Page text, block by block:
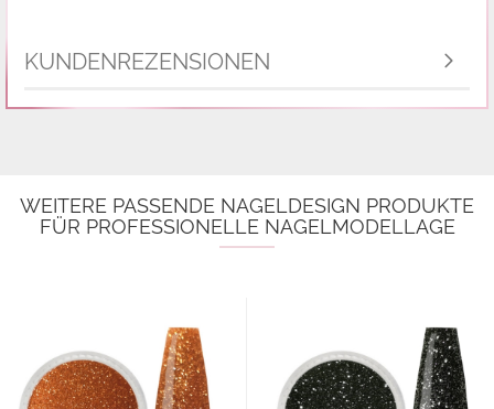
KUNDENREZENSIONEN
WEITERE PASSENDE NAGELDESIGN PRODUKTE
FÜR PROFESSIONELLE NAGELMODELLAGE